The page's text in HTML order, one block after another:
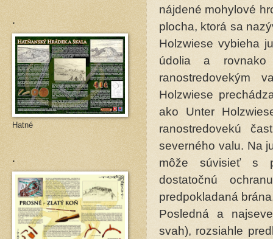
nájdené mohylové
plocha, ktorá sa
Holzwiese vybieha
údolia a
ranostredovekým
Holzwiese
ako Unter
ranostredovekú
severného valu. Na
môže súvisieť s
dostatočnú
predpokladaná
Posledná a
svah), rozsiahle
.
Hatné
.